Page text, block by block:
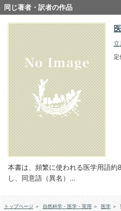
同じ著者・訳者の作品
立
定
本書は、頻繁に使われる医学用語
し、同意語（異名）…
トップページ ＞ 自然科学・医学・実用 ＞ 医学 ＞